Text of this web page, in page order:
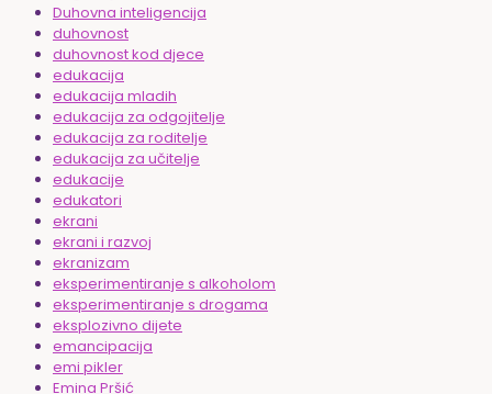
Duhovna inteligencija
duhovnost
duhovnost kod djece
edukacija
edukacija mladih
edukacija za odgojitelje
edukacija za roditelje
edukacija za učitelje
edukacije
edukatori
ekrani
ekrani i razvoj
ekranizam
eksperimentiranje s alkoholom
eksperimentiranje s drogama
eksplozivno dijete
emancipacija
emi pikler
Emina Pršić